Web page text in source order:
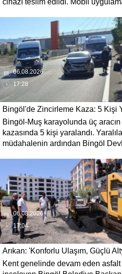
cihazı teslim edildi. Mobil
daha kısa sürede ulaşılmasını
06.08.2026
17:28
Bingöl'de Zincirleme Kaza: 5 Kişi
Bingöl-Muş karayolunda üç aracın
kazasında 5 kişi yaralandı.
müdahalenin ardından Bingöl
06.08.2026
17:04
Arıkan: 'Konforlu Ulaşım, Güçlü
Kent genelinde devam eden asfalt